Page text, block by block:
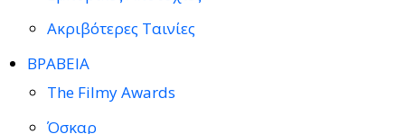
Ακριβότερες Ταινίες
ΒΡΑΒΕΙΑ
The Filmy Awards
Όσκαρ